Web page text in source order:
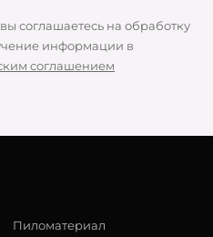
соглашаетесь на обработку
информации в
соглашением
Пиломатериал